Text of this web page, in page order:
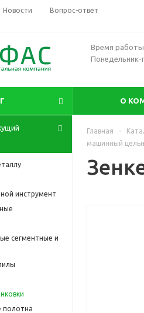
Новости Вопрос-ответ
Время
Понедельник-
О
инструмент
сегментные и
полотна
Главная -
машинный